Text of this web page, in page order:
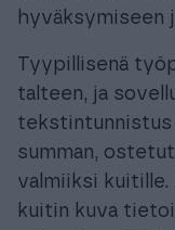
hyväksymiseen
Tyypillisenä
talteen, ja
summan,
valmiiksi kuitille.
kuitin kuva